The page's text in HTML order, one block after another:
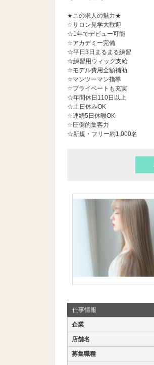
★この求人の魅力★
☆サロン見学大歓迎
☆1年でデビュー可能
☆アカデミー完備
☆平日3日まるまる練習
☆練習用ウィッグ支給
☆モデル費用全額補助
☆マンツーマン指導
☆プライベートも充実
☆年間休日110日以上
☆土日休みOK
☆連続5日休暇OK
☆圧倒的集客力
☆新規・フリー約1,000名
仕事情報
企業
店舗名
募集職種